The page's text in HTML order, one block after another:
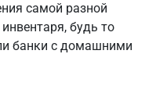
самой разной
будь то
банки с домашними